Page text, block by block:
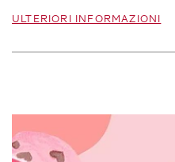
ULTERIORI INFORMAZIONI